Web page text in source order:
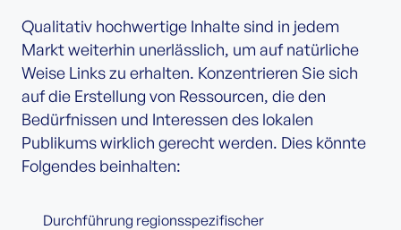
Qualitativ hochwertige Inhalte sind in jedem
Markt weiterhin unerlässlich, um auf natürliche
Weise Links zu erhalten. Konzentrieren Sie sich
auf die Erstellung von Ressourcen, die den
Bedürfnissen und Interessen des lokalen
Publikums wirklich gerecht werden. Dies könnte
Folgendes beinhalten:
Durchführung regionsspezifischer